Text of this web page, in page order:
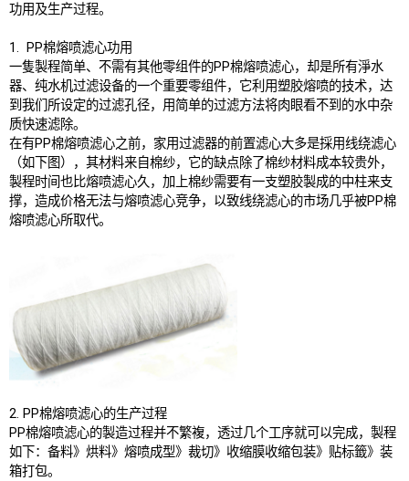
功用及生产过程。
1. PP棉熔喷滤心功用
一隻製程简单、不需有其他零组件的PP棉熔喷滤心，却是所有淨水
器、纯水机过滤设备的一个重要零组件，它利用塑胶熔喷的技术，达
到我们所设定的过滤孔径，用简单的过滤方法将肉眼看不到的水中杂
质快速滤除。
在有PP棉熔喷滤心之前，家用过滤器的前置滤心大多是採用线绕滤心
（如下图），其材料来自棉纱，它的缺点除了棉纱材料成本较贵外，
製程时间也比熔喷滤心久，加上棉纱需要有一支塑胶製成的中柱来支
撑，造成价格无法与熔喷滤心竞争，以致线绕滤心的市场几乎被PP棉
熔喷滤心所取代。
2. PP棉熔喷滤心的生产过程
PP棉熔喷滤心的製造过程并不繁複，透过几个工序就可以完成，製程
如下：备料》烘料》熔喷成型》裁切》收缩膜收缩包装》贴标籤》装
箱打包。